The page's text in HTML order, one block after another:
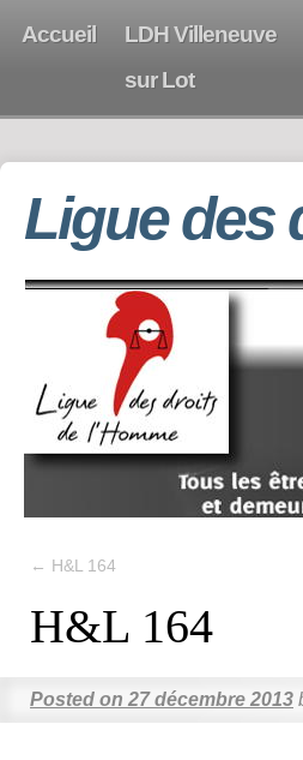
Accueil
LDH Villeneuve
sur Lot
Ligue des
← H&L 164
H&L 164
Posted on 27 décembre 2013